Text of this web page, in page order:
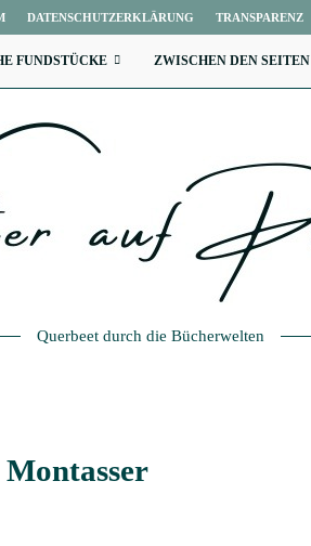
DATENSCHUTZERKLÄRUNG TRANSPARENZ
FUNDSTÜCKE ZWISCHEN DEN SEITEN
Querbeet durch die Bücherwelten